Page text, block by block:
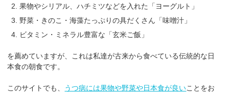
果物やシリアル、ハチミツなどを入れた「ヨーグルト」
野菜・きのこ・海藻たっぷりの具だくさん「味噌汁」
ビタミン・ミネラル豊富な「玄米ご飯」
を薦めていますが、これは私達が古来から食べている伝統的な日
本食の朝食です。
このサイトでも、 うつ病には果物や野菜や日本食が良いことをお